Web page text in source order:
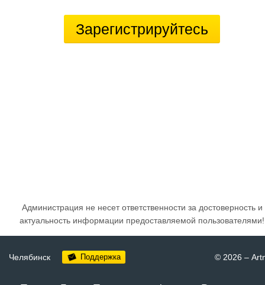
Зарегистрируйтесь
Администрация не несет ответственности за достоверность и
актуальность информации предоставляемой пользователями!
Челябинск Поддержка © 2026 –